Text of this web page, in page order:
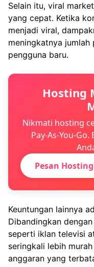
Selain itu, viral
yang cepat. Ketika
menjadi viral,
meningkatnya jumlah
pengguna baru.
Hosting
Nikmati hosting
Pay-As-You-
Pesan Hosting
Keuntungan lainnya
Dibandingkan
seperti iklan televisi
seringkali lebih
anggaran yang